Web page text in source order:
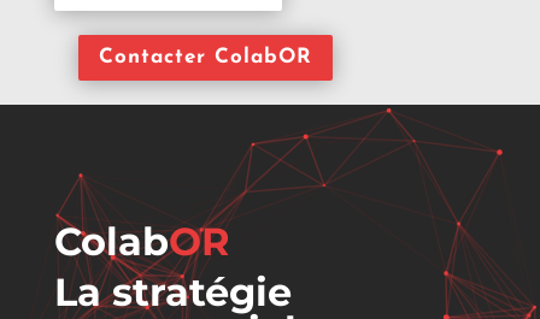
Contacter ColabOR
ColabOR
La stratégie